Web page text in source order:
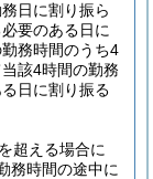
日に割り振ら
要のある日に
務時間のうち4
該4時間の勤務
日に割り振る
超える場合に
務時間の途中に